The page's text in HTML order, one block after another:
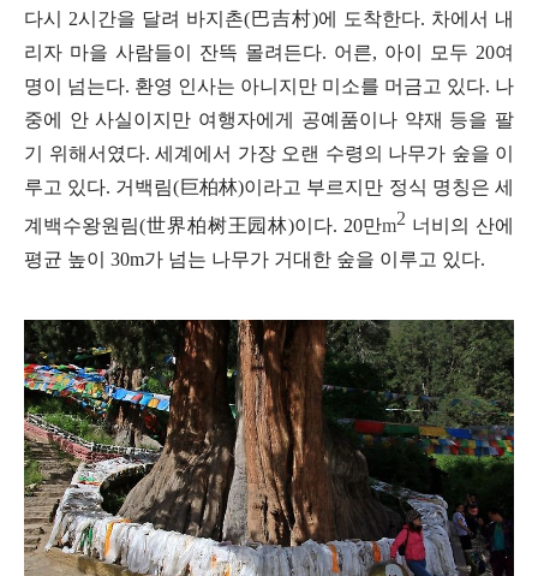
다시 2시간을 달려 바지촌(巴吉村)에 도착한다. 차에서 내
리자 마을 사람들이 잔뜩 몰려든다. 어른, 아이 모두 20여
명이 넘는다. 환영 인사는 아니지만 미소를 머금고 있다. 나
중에 안 사실이지만 여행자에게 공예품이나 약재 등을 팔
기 위해서였다. 세계에서 가장 오랜 수령의 나무가 숲을 이
루고 있다. 거백림(巨柏林)이라고 부르지만 정식 명칭은 세
계백수왕원림(世界柏树王园林)이다. 20만m2 너비의 산에
평균 높이
30m가 넘는 나무가 거대한 숲을 이루고 있다.